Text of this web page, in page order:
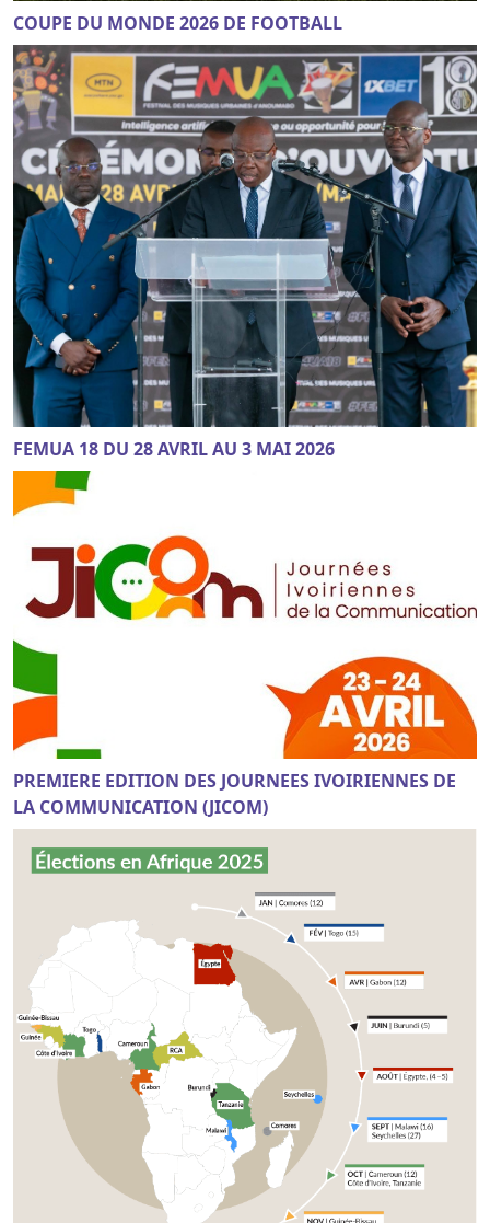
COUPE DU MONDE 2026 DE FOOTBALL
FEMUA 18 DU 28 AVRIL AU 3 MAI 2026
PREMIERE EDITION DES JOURNEES IVOIRIENNES DE
LA COMMUNICATION (JICOM)